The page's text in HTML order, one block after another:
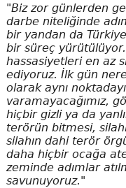
"Biz zor günlerden
darbe niteliğinde
bir yandan da
bir süreç
hassasiyetleri en az
ediyoruz. İlk gün
olarak aynı
varamayacağımız,
hiçbir gizli ya da
terörün bitmesi,
silahın dahi terör
daha hiçbir ocağa
zeminde adımlar
savunuyoruz."